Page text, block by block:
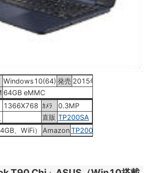
Windows10(64) 発売 2015年9月19日
64GB eMMC
1366X768 ｶﾒﾗ
0.3MP
直販 TP200SA
、WiFi） AmazonTP200SA